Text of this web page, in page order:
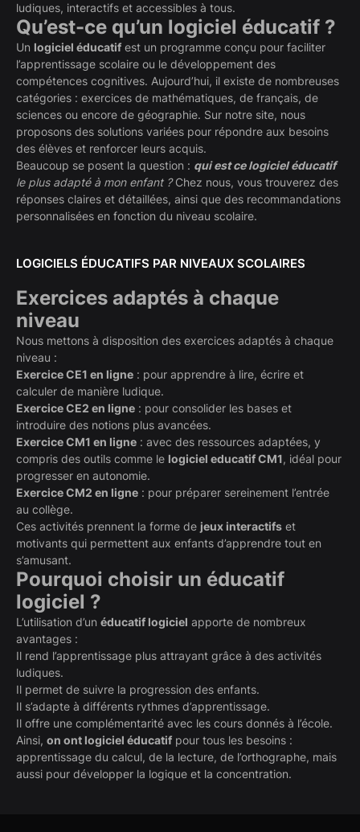
ludiques, interactifs et accessibles à tous.
Qu’est-ce qu’un logiciel éducatif ?
Un logiciel éducatif est un programme conçu pour faciliter
l’apprentissage scolaire ou le développement des
compétences cognitives. Aujourd’hui, il existe de nombreuses
catégories : exercices de mathématiques, de français, de
sciences ou encore de géographie. Sur notre site, nous
proposons des solutions variées pour répondre aux besoins
des élèves et renforcer leurs acquis.
Beaucoup se posent la question : qui est ce logiciel éducatif
le plus adapté à mon enfant ?Chez nous, vous trouverez des
réponses claires et détaillées, ainsi que des recommandations
personnalisées en fonction du niveau scolaire.
LOGICIELS ÉDUCATIFS PAR NIVEAUX SCOLAIRES
Exercices adaptés à chaque
niveau
Nous mettons à disposition des exercices adaptés à chaque
niveau :
Exercice CE1 en ligne : pour apprendre à lire, écrire et
calculer de manière ludique.
Exercice CE2 en ligne : pour consolider les bases et
introduire des notions plus avancées.
Exercice CM1 en ligne : avec des ressources adaptées, y
compris des outils comme le logiciel educatif CM1, idéal pour
progresser en autonomie.
Exercice CM2 en ligne : pour préparer sereinement l’entrée
au collège.
Ces activités prennent la forme de jeux interactifs et
motivants qui permettent aux enfants d’apprendre tout en
s’amusant.
Pourquoi choisir un éducatif
logiciel ?
L’utilisation d’un éducatif logiciel apporte de nombreux
avantages :
Il rend l’apprentissage plus attrayant grâce à des activités
ludiques.
Il permet de suivre la progression des enfants.
Il s’adapte à différents rythmes d’apprentissage.
Il offre une complémentarité avec les cours donnés à l’école.
Ainsi, on ont logiciel éducatif pour tous les besoins :
apprentissage du calcul, de la lecture, de l’orthographe, mais
aussi pour développer la logique et la concentration.